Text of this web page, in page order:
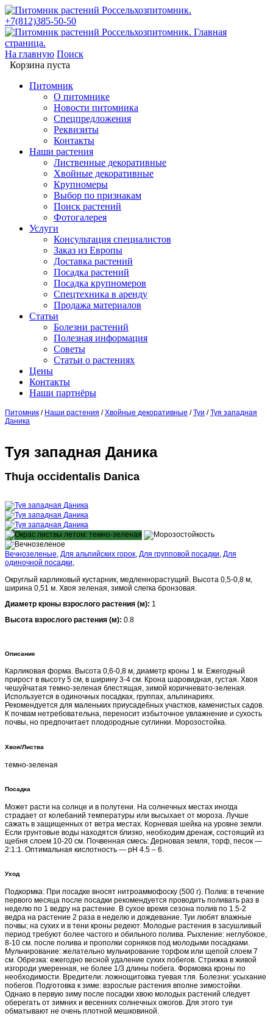
+7(812)385-50-50
На главную Поиск
Корзина пуста
Питомник
О питомнике
Новости питомника
Спецпредложения
Реквизиты
Контакты
Наши растения
Лиственные декоративные
Хвойные декоративные
Крупномеры
Выбор по признакам
Поиск растений
Фотогалерея
Услуги
Консультация специалистов
Заказ из Европы
Доставка растений
Посадка растений
Посадка крупномеров
Спецтехника в аренду
Продажа материалов
Статьи
Болезни растений
Полезная информация
Советы
Статьи о растениях
Цены
Контакты
Наши партнёры
Питомник / Наши растения /Хвойные декоративные /Туи /Туя западная
Даника
Туя западная Даника
Thuja occidentalis Danica
Вечнозеленые, Для альпийских горок, Для групповой посадки, Для
одиночной посадки,
Округлый карликовый кустарник, медленнорастущий. Высота 0,5-0,8 м,
ширина 0,51 м. Хвоя зеленая, зимой слегка бронзовая.
Диаметр кроны взрослого растения (м): 1
Высота взрослого растения (м): 0.8
Описание
Карликовая форма. Высота 0,6-0,8 м, диаметр кроны 1 м. Ежегодный
прирост в высоту 5 см, в ширину 3-4 см. Крона шаровидная, густая. Хвоя
чешуйчатая темно-зеленая блестящая, зимой коричневато-зеленая.
Используется в одиночных посадках, группах, альпинариях.
Рекомендуется для маленьких приусадебных участков, каменистых садов.
К почвам нетребовательна, переносит избыточное увлажнение и сухость
почвы, но предпочитает плодородные суглинки. Морозостойка.
Хвоя/Листва
темно-зеленая
Посадка
Может расти на солнце и в полутени. На солнечных местах иногда
страдает от колебаний температуры или высыхает от мороза. Лучше
сажать в защищенных от ветра местах. Корневая шейка на уровне земли.
Если грунтовые воды находятся близко, необходим дренаж, состоящий из
щебня слоем 10-20 см. Почвенная смесь: Дерновая земля, торф, песок —
2:1:1. Оптимальная кислотность — pH 4.5 – 6.
Уход
Подкормка: При посадке вносят нитроаммофоску (500 г). Полив: в течение
первого месяца после посадки рекомендуется проводить поливать раз в
неделю по 1 ведру на растение. В сухое время сезона полив по 1.5-2
ведра на растение 2 раза в неделю и дождевание. Туи любят влажные
почвы; на сухих и в тени кроны редеют. Молодые растения в засушливый
период требуют более частого и обильного полива. Рыхление: неглубокое,
8-10 см. после полива и прополки сорняков под молодыми посадками.
Мульчирование: желательно мульчирование торфом или щепой слоем 7
см. Обрезка: ежегодно весной удаление сухих побегов. Стрижка в живой
изгороди умеренная, не более 1/3 длины побега. Формовка кроны по
необходимости. Вредители: ложнощитовка туевая тля. Болезни: усыхание
побегов. Подготовка к зиме: взрослые растения вполне зимостойки.
Однако в первую зиму после посадки хвою молодых растений следует
оберегать от зимних и весенних солнечных ожогов. Для этого туи
обматывают не очень плотной мешковиной.